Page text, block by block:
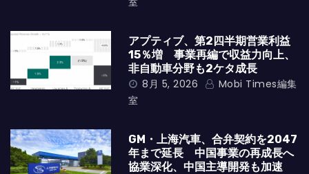
アプティブ、第2四半期営業利益
15％増 事業再編で収益力向上、
非自動車分野も2ケタ成長
8月 5, 2026
Mobi Times編集
室
GM・上海汽車、合弁契約を2047
年まで延長 中国事業の再成長へ
協業深化、中国主導開発も加速